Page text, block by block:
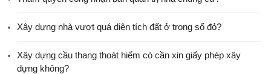
Xây dựng nhà vượt quá diện tích đất ở trong sổ đỏ?
Xây dựng cầu thang thoát hiểm có cần xin giấy phép xây
dựng không?